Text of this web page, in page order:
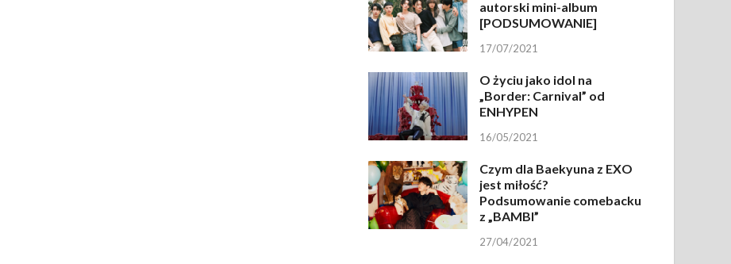
autorski mini-album
[PODSUMOWANIE]
17/07/2021
O życiu jako idol na
„Border: Carnival” od
ENHYPEN
16/05/2021
Czym dla Baekyuna z EXO
jest miłość?
Podsumowanie comebacku
z „BAMBI”
27/04/2021